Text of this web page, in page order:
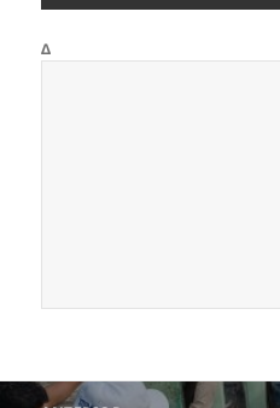
Δ
Navegación